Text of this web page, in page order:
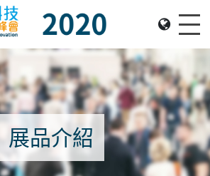
Summit: 20 Nov 2020, Venue: Hall 1A-C, HKCEC
展品介紹